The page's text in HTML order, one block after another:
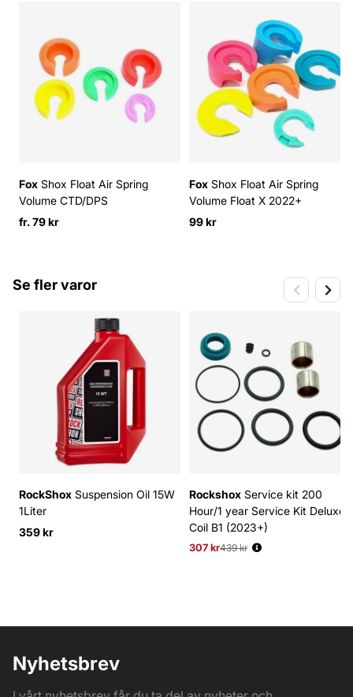
Fox Shox Float Air Spring
Volume CTD/DPS
fr. 79 kr
Fox Shox Float Air Spring
Volume Float X 2022+
99 kr
Se fler varor
RockShox Suspension Oil 15W
1Liter
359 kr
Rockshox Service kit 200
Hour/1 year Service Kit Deluxe
Coil B1 (2023+)
307 kr
Ordinarie pris:
439 kr
Nyhetsbrev